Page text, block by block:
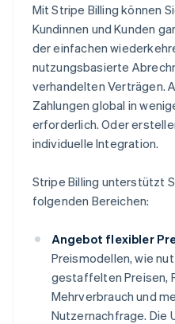
Mit Stripe Billing können
Kundinnen und Kunden
der einfachen
nutzungsbasierte
verhandelten Verträgen.
Zahlungen global in
erforderlich. Oder
individuelle Integration.
Stripe Billing unterstützt
folgenden Bereichen:
Angebot flexibler
Preismodellen, wie
gestaffelten Preisen,
Mehrverbrauch und
Nutzernachfrage. Die